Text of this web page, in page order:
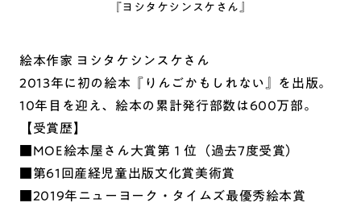
『ヨシタケシンスケさん』
絵本作家 ヨシタケシンスケさん
2013年に初の絵本『りんごかもしれない』を出版。
10年目を迎え、絵本の累計発行部数は600万部。
【受賞歴】
■MOE絵本屋さん大賞第１位（過去7度受賞）
■第61回産経児童出版文化賞美術賞
■2019年ニューヨーク・タイムズ最優秀絵本賞